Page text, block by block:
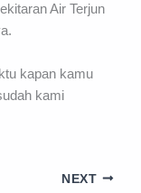
Air Terjun
kapan kamu
kami
NEXT